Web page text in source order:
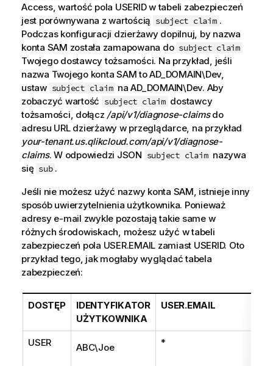
Access, wartość pola USERID w tabeli zabezpieczeń
jest porównywana z wartością subject claim .
Podczas konfiguracji dzierżawy dopilnuj, by nazwa
konta SAM została zamapowana do subject claim
Twojego dostawcy tożsamości. Na przykład, jeśli
nazwa Twojego konta SAM to AD_DOMAIN\Dev,
ustaw subject claim na AD_DOMAIN\Dev. Aby
zobaczyć wartość subject claim dostawcy
tożsamości, dołącz /api/v1/diagnose-claimsdo
adresu URL dzierżawy w przeglądarce, na przykład
your-tenant.us.qlikcloud.com/api/v1/diagnose-
claims. W odpowiedzi JSON subject claim nazywa
się sub .
Jeśli nie możesz użyć nazwy konta SAM, istnieje inny
sposób uwierzytelnienia użytkownika. Ponieważ
adresy e-mail zwykle pozostają takie same w
różnych środowiskach, możesz użyć w tabeli
zabezpieczeń pola USER.EMAIL zamiast USERID. Oto
przykład tego, jak mogłaby wyglądać tabela
zabezpieczeń:
DOSTĘP
IDENTYFIKATOR
UŻYTKOWNIKA
USER.EMAIL
USER ABC\Joe *